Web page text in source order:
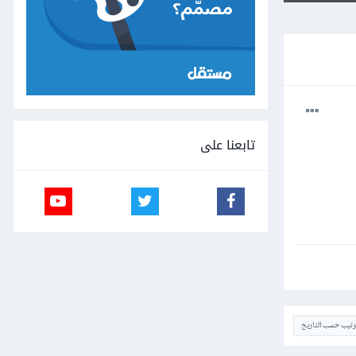
حسب التاريخ
تابعنا على